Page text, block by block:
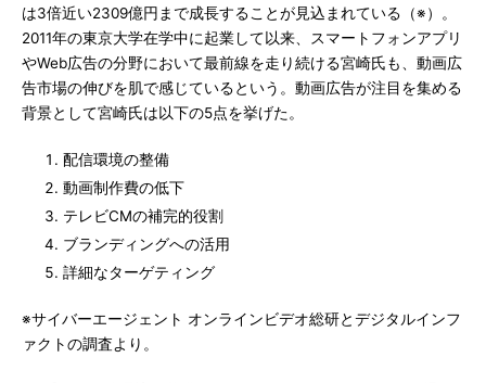
は3倍近い2309億円まで成長することが見込まれている（※）。
2011年の東京大学在学中に起業して以来、スマートフォンアプリ
やWeb広告の分野において最前線を走り続ける宮崎氏も、動画広
告市場の伸びを肌で感じているという。動画広告が注目を集める
背景として宮崎氏は以下の5点を挙げた。
配信環境の整備
動画制作費の低下
テレビCMの補完的役割
ブランディングへの活用
詳細なターゲティング
※サイバーエージェント オンラインビデオ総研とデジタルインフ
ァクトの調査より。